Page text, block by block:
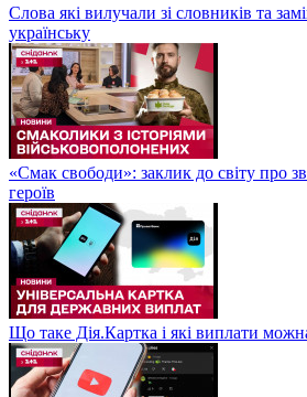
Слова які вилучали зі словників та
українську
«Смак свободи»: заклик до світу про
героїв
Що таке Дія.Картка і які виплати